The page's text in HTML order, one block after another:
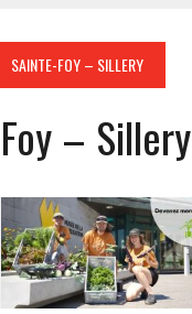
SAINTE-FOY – SILLERY
– Sillery